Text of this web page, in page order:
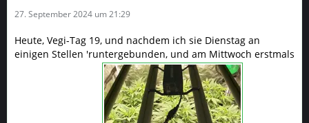
27. September 2024 um 21:29
Heute, Vegi-Tag 19, und nachdem ich sie Dienstag an
einigen Stellen 'runtergebunden, und am Mittwoch erstmals